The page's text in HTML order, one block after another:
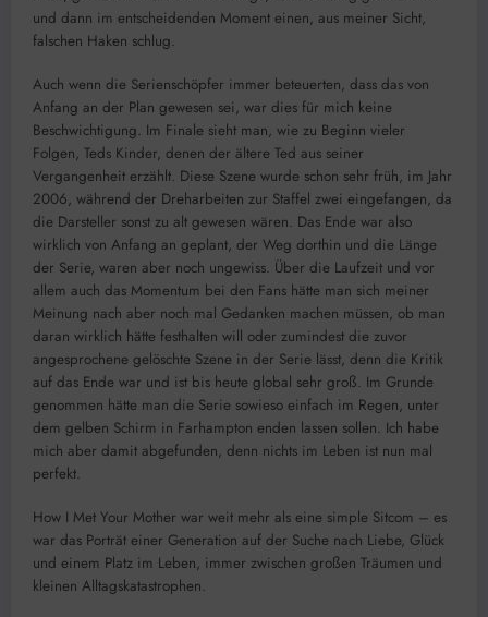
und dann im entscheidenden Moment einen, aus meiner Sicht,
falschen Haken schlug.
Auch wenn die Serienschöpfer immer beteuerten, dass das von
Anfang an der Plan gewesen sei, war dies für mich keine
Beschwichtigung. Im Finale sieht man, wie zu Beginn vieler
Folgen, Teds Kinder, denen der ältere Ted aus seiner
Vergangenheit erzählt. Diese Szene wurde schon sehr früh, im Jahr
2006, während der Dreharbeiten zur Staffel zwei eingefangen, da
die Darsteller sonst zu alt gewesen wären. Das Ende war also
wirklich von Anfang an geplant, der Weg dorthin und die Länge
der Serie, waren aber noch ungewiss. Über die Laufzeit und vor
allem auch das Momentum bei den Fans hätte man sich meiner
Meinung nach aber noch mal Gedanken machen müssen, ob man
daran wirklich hätte festhalten will oder zumindest die zuvor
angesprochene gelöschte Szene in der Serie lässt, denn die Kritik
auf das Ende war und ist bis heute global sehr groß. Im Grunde
genommen hätte man die Serie sowieso einfach im Regen, unter
dem gelben Schirm in Farhampton enden lassen sollen. Ich habe
mich aber damit abgefunden, denn nichts im Leben ist nun mal
perfekt.
How I Met Your Mother war weit mehr als eine simple Sitcom – es
war das Porträt einer Generation auf der Suche nach Liebe, Glück
und einem Platz im Leben, immer zwischen großen Träumen und
kleinen Alltagskatastrophen.